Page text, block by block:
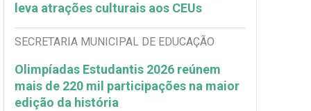
leva atrações culturais aos CEUs
SECRETARIA MUNICIPAL DE EDUCAÇÃO
Olimpíadas Estudantis 2026 reúnem
mais de 220 mil participações na maior
edição da história